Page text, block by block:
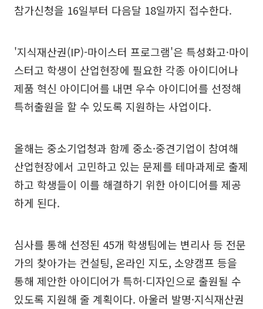
참가신청을 16일부터 다음달 18일까지 접수한다.
'지식재산권(IP)-마이스터 프로그램'은 특성화고·마이
스터고 학생이 산업현장에 필요한 각종 아이디어나
제품 혁신 아이디어를 내면 우수 아이디어를 선정해
특허출원을 할 수 있도록 지원하는 사업이다.
올해는 중소기업청과 함께 중소·중견기업이 참여해
산업현장에서 고민하고 있는 문제를 테마과제로 출제
하고 학생들이 이를 해결하기 위한 아이디어를 제공
하게 된다.
심사를 통해 선정된 45개 학생팀에는 변리사 등 전문
가의 찾아가는 컨설팅, 온라인 지도, 소양캠프 등을
통해 제안한 아이디어가 특허·디자인으로 출원될 수
있도록 지원해 줄 계획이다. 아울러 발명·지식재산권